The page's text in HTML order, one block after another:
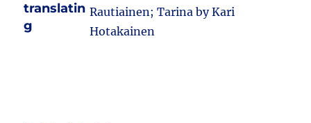
translatin
g
Rautiainen; Tarina by Kari
Hotakainen